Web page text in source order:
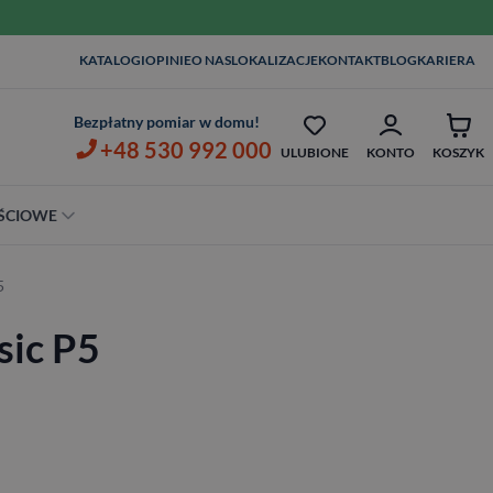
OPIEKA SERWISOWA AŻ 7 LAT
WIZYTA I POMIAR W
ZŁ
KATALOGIOPINIEO NASLOKALIZACJEKONTAKTBLOGKARIERA
Bezpłatny pomiar w domu!
+48 530 992 000 ULUBIONE KONTO KOSZYK
P5